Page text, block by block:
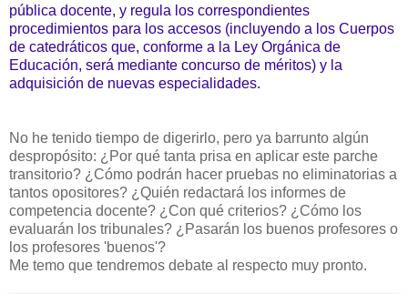
pública docente, y regula los correspondientes
procedimientos para los accesos (incluyendo a los Cuerpos
de catedráticos que, conforme a la Ley Orgánica de
Educación, será mediante concurso de méritos) y la
adquisición de nuevas especialidades.
No he tenido tiempo de digerirlo, pero ya barrunto algún
despropósito: ¿Por qué tanta prisa en aplicar este parche
transitorio? ¿Cómo podrán hacer pruebas no eliminatorias a
tantos opositores? ¿Quién redactará los informes de
competencia docente? ¿Con qué criterios? ¿Cómo los
evaluarán los tribunales? ¿Pasarán los buenos profesores o
los profesores 'buenos'?
Me temo que tendremos debate al respecto muy pronto.